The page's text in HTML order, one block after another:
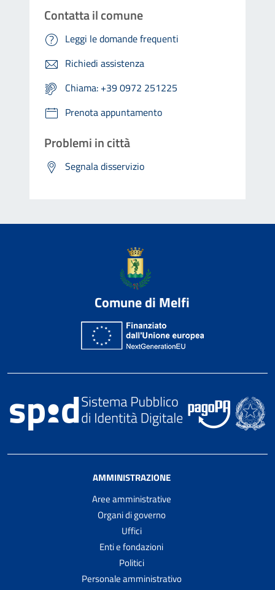
Contatta il comune
Leggi le domande frequenti
Richiedi assistenza
Chiama: +39 0972 251225
Prenota appuntamento
Problemi in città
Segnala disservizio
Comune di Melfi
AMMINISTRAZIONE
Aree amministrative
Organi di governo
Uffici
Enti e fondazioni
Politici
Personale amministrativo